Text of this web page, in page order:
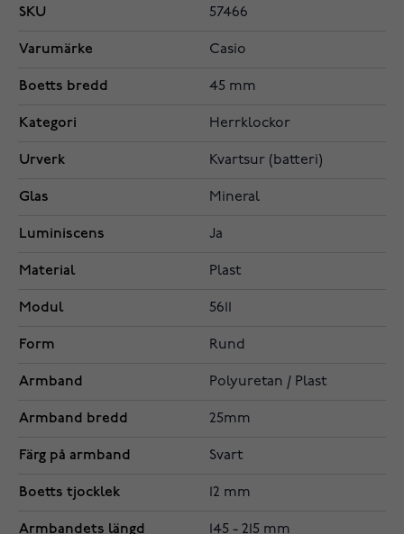
SKU 57466
Varumärke Casio
Boetts bredd 45 mm
Kategori Herrklockor
Urverk Kvartsur (batteri)
Glas Mineral
Luminiscens Ja
Material Plast
Modul 5611
Form Rund
Armband Polyuretan / Plast
Armband bredd 25mm
Färg på armband Svart
Boetts tjocklek 12 mm
Armbandets längd 145 - 215 mm